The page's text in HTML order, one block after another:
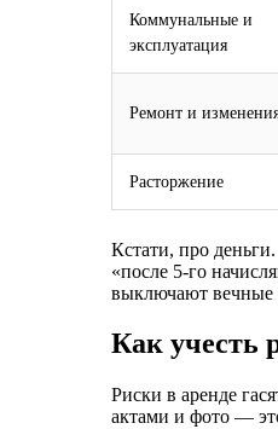
Коммунальные и
эксплуатация
Ремонт и
Расторжение
Кстати, про
«после 5‑го
выключают вечные
Как учесть
Риски в аренде
актами и фото —